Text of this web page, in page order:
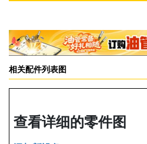
相关配件列表图
查看详细的零件图